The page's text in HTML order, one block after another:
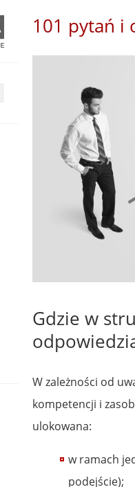
101 pytań i
Gdzie w
W zależności od
kompetencji i
ulokowana:
w ramach
podejście);